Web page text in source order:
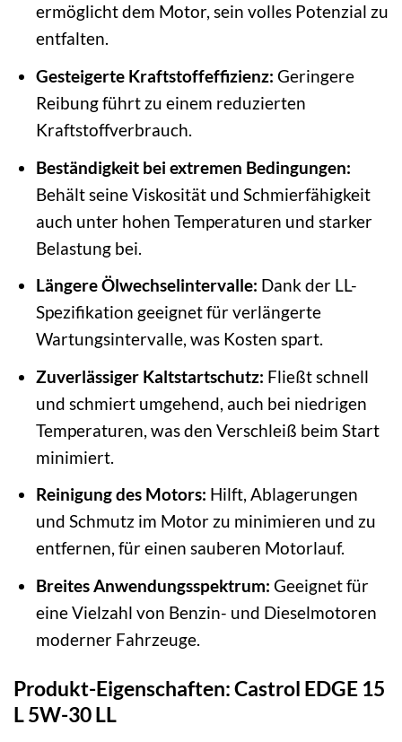
ermöglicht dem Motor, sein volles Potenzial zu
entfalten.
Gesteigerte Kraftstoffeffizienz: Geringere
Reibung führt zu einem reduzierten
Kraftstoffverbrauch.
Beständigkeit bei extremen Bedingungen:
Behält seine Viskosität und Schmierfähigkeit
auch unter hohen Temperaturen und starker
Belastung bei.
Längere Ölwechselintervalle: Dank der LL-
Spezifikation geeignet für verlängerte
Wartungsintervalle, was Kosten spart.
Zuverlässiger Kaltstartschutz: Fließt schnell
und schmiert umgehend, auch bei niedrigen
Temperaturen, was den Verschleiß beim Start
minimiert.
Reinigung des Motors: Hilft, Ablagerungen
und Schmutz im Motor zu minimieren und zu
entfernen, für einen sauberen Motorlauf.
Breites Anwendungsspektrum: Geeignet für
eine Vielzahl von Benzin- und Dieselmotoren
moderner Fahrzeuge.
Produkt-Eigenschaften: Castrol EDGE 15
L 5W-30 LL